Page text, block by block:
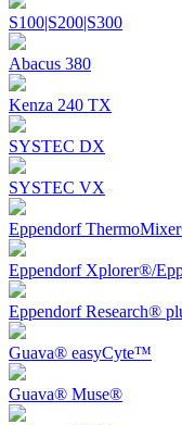
S100|S200|S300
Abacus 380
Kenza 240 TX
SYSTEC DX
SYSTEC VX
Eppendorf
Eppendorf Xplorer®/
Eppendorf Research®
Guava® easyCyte™
Guava® Muse®